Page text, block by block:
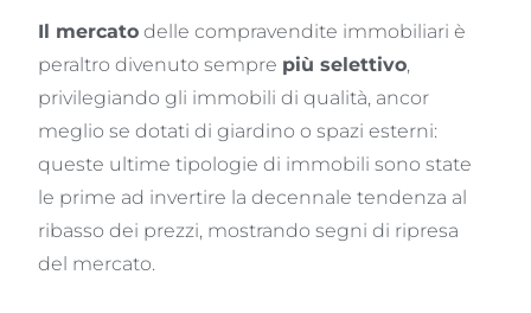
Il mercato delle compravendite immobiliari è
peraltro divenuto sempre più selettivo,
privilegiando gli immobili di qualità, ancor
meglio se dotati di giardino o spazi esterni:
queste ultime tipologie di immobili sono state
le prime ad invertire la decennale tendenza al
ribasso dei prezzi, mostrando segni di ripresa
del mercato.